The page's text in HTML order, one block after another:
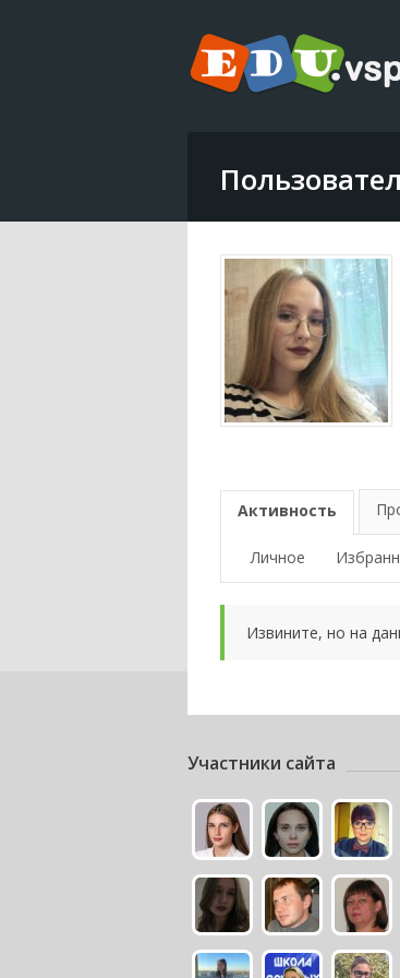
Активность
Личное
Извините, но на
Участники сайта